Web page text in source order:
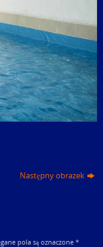
Następny obrazek
pola są oznaczone*